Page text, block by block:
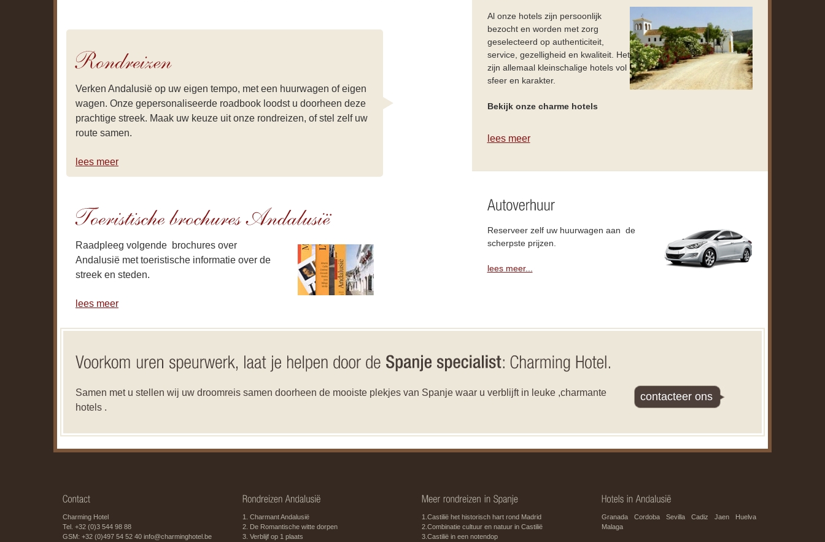
Verken Andalusië op uw eigen tempo, met een huurwagen of eigen
wagen. Onze gepersonaliseerde roadbook loodst u doorheen deze
prachtige streek. Maak uw keuze uit onze rondreizen, of stel zelf uw
route samen.
lees meer
Raadpleeg volgende brochures over
Andalusië met toeristische informatie over de
streek en steden.
lees meer
Al onze hotels zijn persoonlijk
bezocht en worden met zorg
geselecteerd op authenticiteit,
service, gezelligheid en kwaliteit. Het
zijn allemaal kleinschalige hotels vol
sfeer en karakter.
Bekijk onze charme hotels
lees meer
Reserveer zelf uw huurwagen aan de
scherpste prijzen.
lees meer...
contacteer ons
Samen met u stellen wij uw droomreis samen doorheen de mooiste plekjes van Spanje waar u verblijft in leuke ,charmante
hotels .
Charming Hotel
Tel. +32 (0)3 544 98 88
GSM: +32 (0)497 54 52 40 info@charminghotel.be
1. Charmant Andalusië
2. De Romantische witte dorpen
3. Verblijf op 1 plaats
1.Castilië het historisch hart rond Madrid
2.Combinatie cultuur en natuur in Castilië
3.Castilië in een notendop
Granada Cordoba Sevilla Cadiz Jaen
Huelva
Malaga